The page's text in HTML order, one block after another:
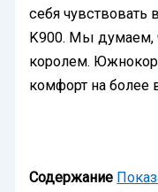
себя чувствовать
K900. Мы думаем,
королем.
комфорт на более
Содержание